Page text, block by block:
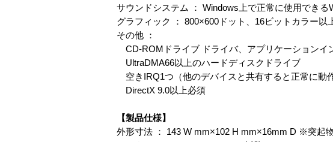
サウンドシステム ： Windows上で正常に使用でき
グラフィック ： 800×600ドット、16ビットカラー
その他 ：
CD-ROMドライブ ドライバ、アプリケーションイ
UltraDMA66以上のハードディスクドライブ
空きIRQ1つ（他のデバイスと共有すると正常に動
DirectX 9.0以上必須
【製品仕様】
外形寸法 ： 143 W mm×102 H mm×16mm D ※突起